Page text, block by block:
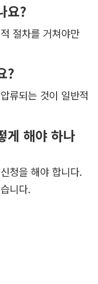
요?
절차를 거쳐야만
?
류되는 것이 일반적
게 해야 하나
청을 해야 합니다.
니다.